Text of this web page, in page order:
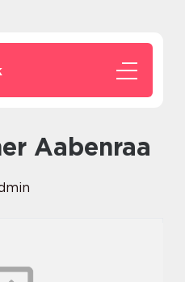
Aabenraa